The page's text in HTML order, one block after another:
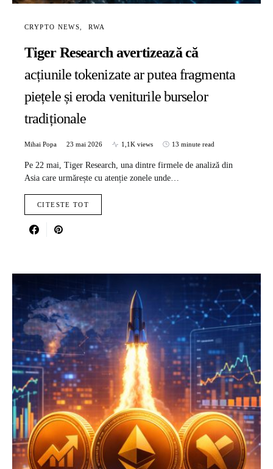
CRYPTO NEWS RWA
Tiger Research avertizează că
acțiunile tokenizate ar putea fragmenta
piețele și eroda veniturile burselor
tradiționale
Mihai Popa 23 mai 2026 1,1K views 13 minute read
Pe 22 mai, Tiger Research, una dintre firmele de analiză din
Asia care urmărește cu atenție zonele unde…
CITESTE TOT